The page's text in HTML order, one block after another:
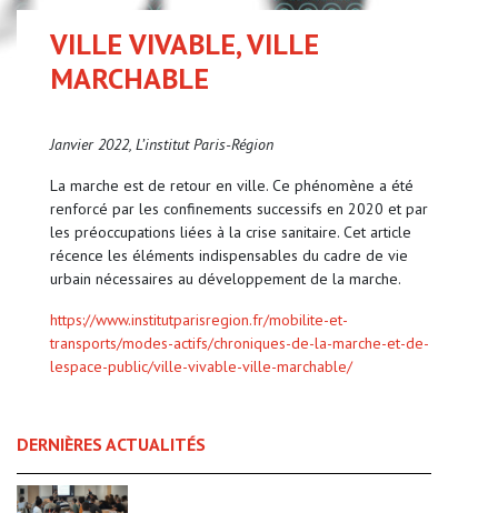
VILLE VIVABLE, VILLE
MARCHABLE
Janvier 2022, L’institut Paris-Région
La marche est de retour en ville. Ce phénomène a été
renforcé par les confinements successifs en 2020 et par
les préoccupations liées à la crise sanitaire. Cet article
récence les éléments indispensables du cadre de vie
urbain nécessaires au développement de la marche.
https://www.institutparisregion.fr/mobilite-et-
transports/modes-actifs/chroniques-de-la-marche-et-de-
lespace-public/ville-vivable-ville-marchable/
DERNIÈRES ACTUALITÉS